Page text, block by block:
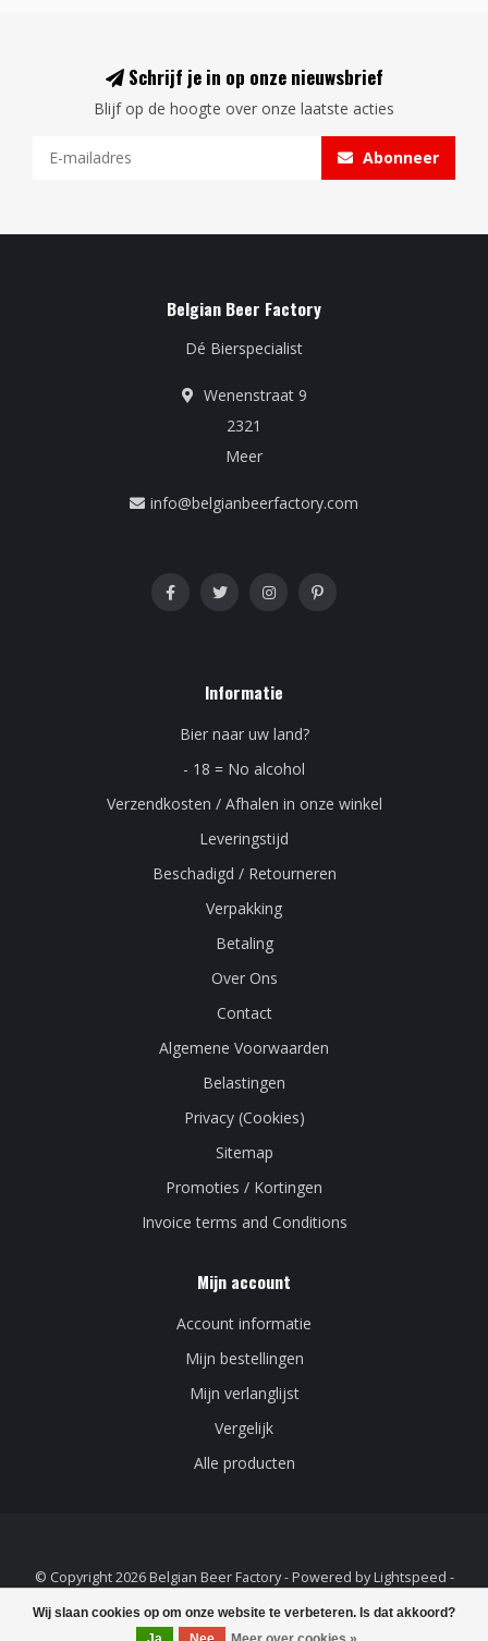
Wij slaan cookies op om onze website te verbeteren. Is dat akkoord?
Schrijf je in op onze nieuwsbrief
Blijf op de hoogte over onze laatste acties
Abonneer
Belgian Beer Factory
Dé Bierspecialist
Wenenstraat 9
2321
Meer
info@belgianbeerfactory.com
Informatie
Bier naar uw land?
- 18 = No alcohol
Verzendkosten / Afhalen in onze winkel
Leveringstijd
Beschadigd / Retourneren
Verpakking
Betaling
Over Ons
Contact
Algemene Voorwaarden
Belastingen
Privacy (Cookies)
Sitemap
Promoties / Kortingen
Invoice terms and Conditions
Mijn account
Account informatie
Mijn bestellingen
Mijn verlanglijst
Vergelijk
Alle producten
© Copyright 2026 Belgian Beer Factory - Powered by Lightspeed -
Lightspeed designbyDyvelopment